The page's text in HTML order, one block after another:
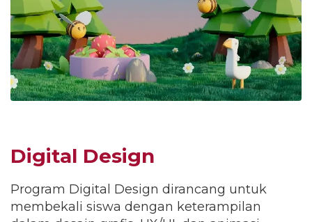
Digital Design
Program Digital Design dirancang untuk
membekali siswa dengan keterampilan